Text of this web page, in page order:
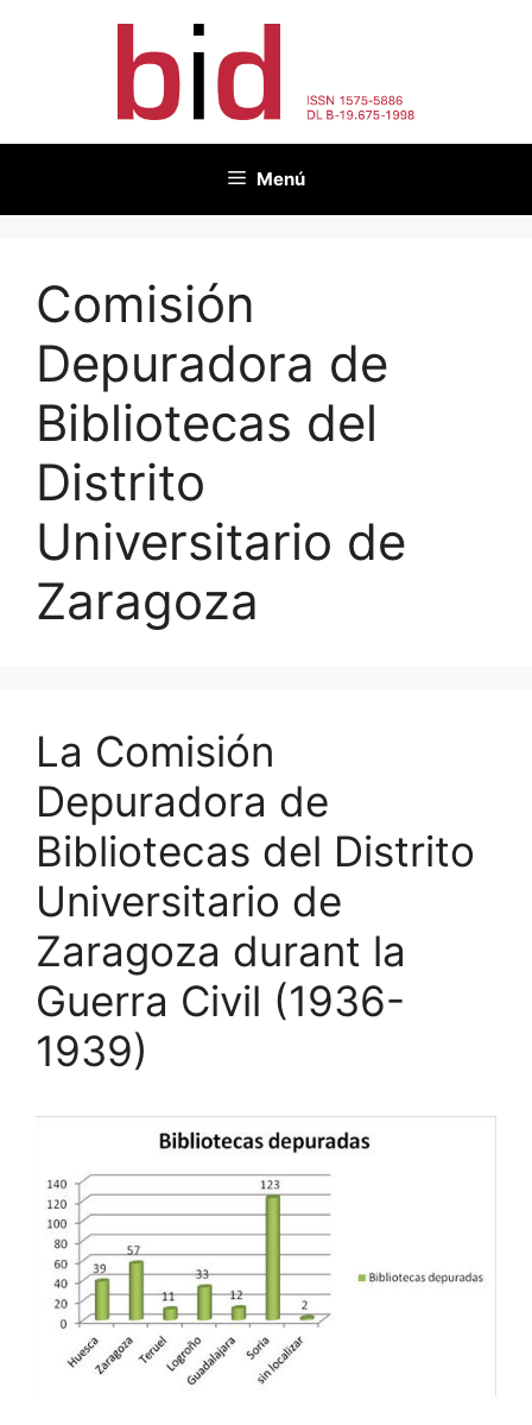
Menú
Comisión
Depuradora de
Bibliotecas del
Distrito
Universitario de
Zaragoza
La Comisión
Depuradora de
Bibliotecas del Distrito
Universitario de
Zaragoza durant la
Guerra Civil (1936-
1939)